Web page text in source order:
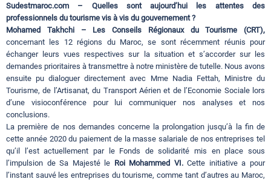
Sudestmaroc.com – Quelles sont aujourd’hui les attentes des
professionnels du tourisme vis à vis du gouvernement ?
Mohamed Takhchi – Les Conseils Régionaux du Tourisme (CRT),
concernant les 12 régions du Maroc, se sont récemment réunis pour
échanger leurs vues respectives sur la situation et s’accorder sur les
demandes prioritaires à transmettre à notre ministère de tutelle. Nous avons
ensuite pu dialoguer directement avec Mme Nadia Fettah, Ministre du
Tourisme, de l’Artisanat, du Transport Aérien et de l’Economie Sociale lors
d’une visioconférence pour lui communiquer nos analyses et nos
conclusions.
La première de nos demandes concerne la prolongation jusqu’à la fin de
cette année 2020 du paiement de la masse salariale de nos entreprises tel
qu’il l’est actuellement par le Fonds de solidarité mis en place sous
l’impulsion de Sa Majesté le Roi Mohammed VI.Cette initiative a pour
l’instant sauvé les entreprises du tourisme, comme tant d’autres au Maroc,